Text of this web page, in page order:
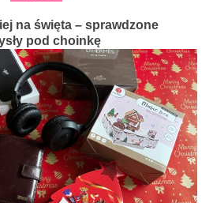
na święta – sprawdzone
pod choinkę